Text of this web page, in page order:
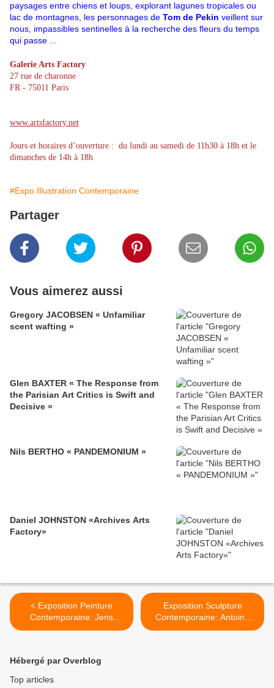
paysages entre chiens et loups, explorant lagunes tropicales ou
lac de montagnes, les personnages de Tom de Pekin veillent sur
nous, impassibles sentinelles à la recherche des fleurs du temps
qui passe ...
Galerie Arts Factory
27 rue de charonne
FR - 75011 Paris
www.artsfactory.net
Jours et horaires d’ouverture : du lundi au samedi de 11h30 à 18h et le
dimanches de 14h à 18h
#Expo Illustration Contemporaine
Partager
Vous aimerez aussi
Gregory JACOBSEN « Unfamiliar
scent wafting »
Glen BAXTER « The Response from
the Parisian Art Critics is Swift and
Decisive »
Nils BERTHO « PANDEMONIUM »
Daniel JOHNSTON «Archives Arts
Factory»
< Exposition Peinture
Contemporaine: Jens
FÄNGE «Inner Songes»
Exposition Sculpture
Contemporaine: Antoine
RENARD «Amnesia» >
Hébergé par Overblog
Top articles